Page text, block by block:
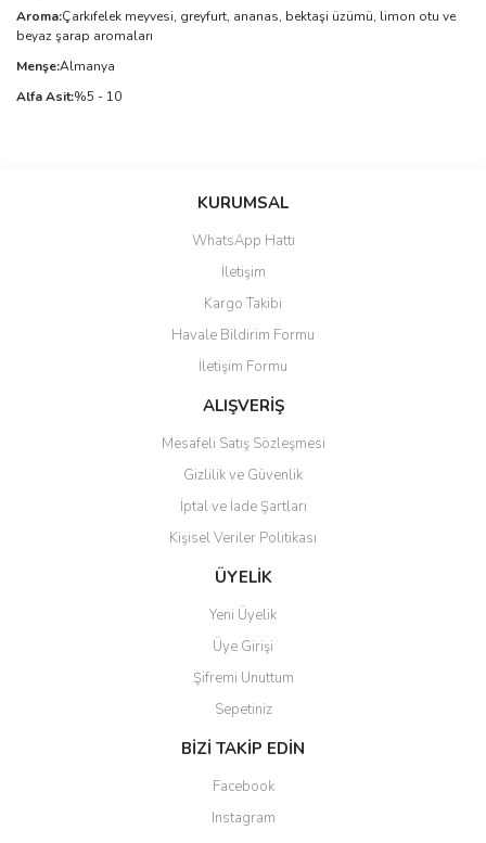
Aroma:Çarkıfelek meyvesi, greyfurt, ananas, bektaşi üzümü, limon otu ve
beyaz şarap aromaları
Menşe:Almanya
Alfa Asit:%5 - 10
Bu ürüne ilk yorumu siz yapın!
Yorum Yaz
Ürün resmi kalitesiz, bozuk veya görüntülenemiyor.
Ürün açıklamasında eksik bilgiler bulunuyor.
Ürün bilgilerinde hatalar bulunuyor.
Ürün fiyatı diğer sitelerden daha pahalı.
Bu ürüne benzer farklı alternatifler olmalı.
Gönder
KURUMSAL
WhatsApp Hattı
İletişim
Kargo Takibi
Havale Bildirim Formu
İletişim Formu
ALIŞVERİŞ
Mesafeli Satış Sözleşmesi
Gizlilik ve Güvenlik
İptal ve İade Şartları
Kişisel Veriler Politikası
ÜYELİK
Yeni Üyelik
Üye Girişi
Şifremi Unuttum
Sepetiniz
BİZİ TAKİP EDİN
Facebook
Instagram